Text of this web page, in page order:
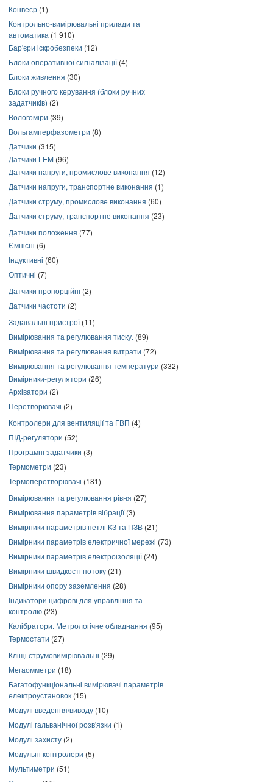
Конвеєр (1)
Контрольно-вимірювальні прилади та
автоматика (1 910)
Бар'єри іскробезпеки (12)
Блоки оперативної сигналізації(4)
Блоки живлення (30)
Блоки ручного керування (блоки ручних
задатчиків) (2)
Вологоміри (39)
Вольтамперфазометри (8)
Датчики (315)
Датчики LEM (96)
Датчики напруги, промислове виконання (12)
Датчики напруги, транспортне виконання (1)
Датчики струму, промислове виконання (60)
Датчики струму, транспортне виконання (23)
Датчики положення (77)
Ємнісні (6)
Індуктивні (60)
Оптичні (7)
Датчики пропорційні (2)
Датчики частоти (2)
Задавальні пристрої(11)
Вимірювання та регулювання тиску. (89)
Вимірювання та регулювання витрати (72)
Вимірювання та регулювання температури (332)
Вимірники-регулятори (26)
Архіватори (2)
Перетворювачі (2)
Контролери для вентиляції та ГВП (4)
ПІД-регулятори (52)
Програмні задатчики (3)
Термометри (23)
Термоперетворювачі (181)
Вимірювання та регулювання рівня (27)
Вимірювання параметрів вібрації(3)
Вимірники параметрів петлі КЗ та ПЗВ (21)
Вимірники параметрів електричної мережі (73)
Вимірники параметрів електроізоляції(24)
Вимірники швидкості потоку (21)
Вимірники опору заземлення (28)
Індикатори цифрові для управління та
контролю (23)
Калібратори. Метрологічне обладнання (95)
Термостати (27)
Кліщі струмовимірювальні (29)
Мегаомметри (18)
Багатофункціональні вимірювачі параметрів
електроустановок (15)
Модулі введення/виводу (10)
Модулі гальванічної розв'язки (1)
Модулі захисту (2)
Модульні контролери (5)
Мультиметри (51)